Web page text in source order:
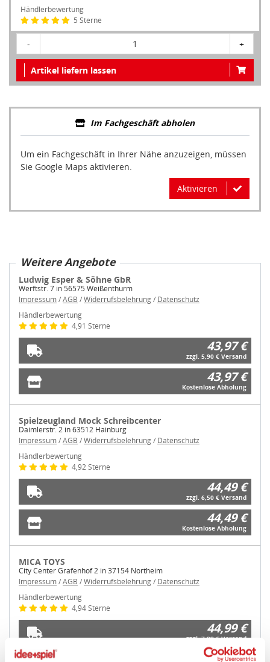
Händlerbewertung
5 Sterne
- 1 +
Artikel liefern lassen
Im Fachgeschäft abholen
Um ein Fachgeschäft in Ihrer Nähe anzuzeigen, müssen
Sie Google Maps aktivieren.
Aktivieren
Weitere Angebote
Ludwig Esper & Söhne GbR
Werftstr. 7 in 56575 Weißenthurm
Impressum/AGB /Widerrufsbelehrung/ Datenschutz
Händlerbewertung
4,91 Sterne
43,97 €
zzgl. 5,90 € Versand
43,97 €
Kostenlose Abholung
Spielzeugland Mock Schreibcenter
Daimlerstr. 2 in 63512 Hainburg
Impressum/AGB /Widerrufsbelehrung/ Datenschutz
Händlerbewertung
4,92 Sterne
44,49 €
zzgl. 6,50 € Versand
44,49 €
Kostenlose Abholung
MICA TOYS
City Center Grafenhof 2 in 37154 Northeim
Impressum/AGB /Widerrufsbelehrung/ Datenschutz
Händlerbewertung
4,94 Sterne
44,99 €
zzgl. 7,99 € Versand